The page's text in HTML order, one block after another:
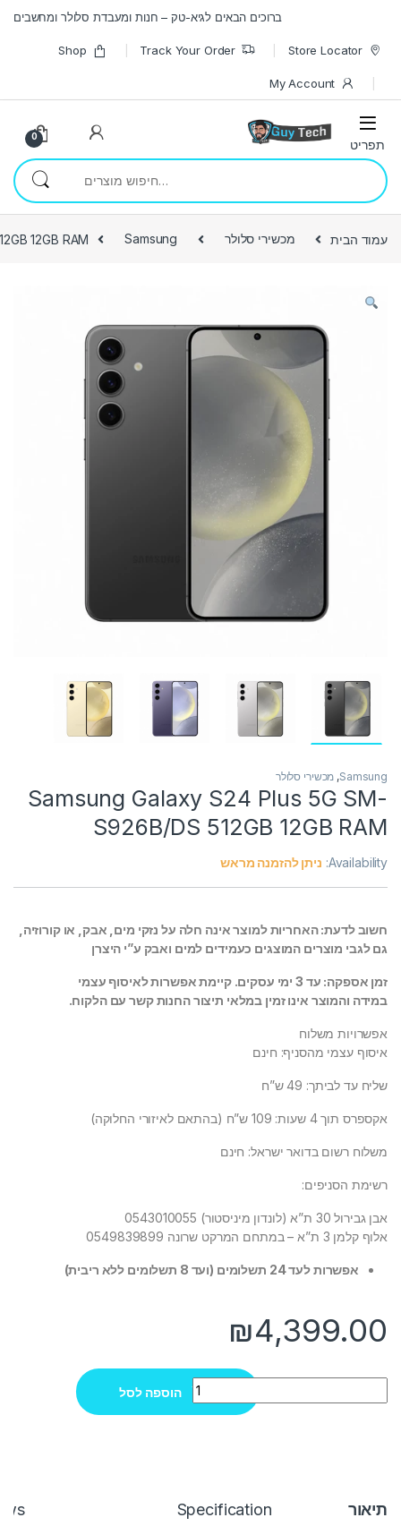
ברוכים הבאים לגיא-טק – חנות ומעבדת סלולר ומחשבים
Store Locator
Track Your Order
Shop
My Account
0
חיפוש עבור:
עמוד הבית מכשירי סלולר Samsung
12GB RAM
Samsung
, מכשירי סלולר
Samsung Galaxy S24 Plus 5G SM-
S926B/DS 512GB 12GB RAM
Availability: ניתן להזמנה מראש
חשוב לדעת: האחריות למוצר אינה חלה על נזקי מים, אבק, או קורוזיה,
גם לגבי מוצרים המוצגים כעמידים למים ואבק ע”י היצרן
זמן אספקה: עד 3 ימי עסקים. קיימת אפשרות לאיסוף עצמי
במידה והמוצר אינו זמין במלאי תיצור החנות קשר עם הלקוח.
אפשרויות משלוח
איסוף עצמי מהסניף: חינם
שליח עד לביתך: 49 ש”ח
אקספרס תוך 4 שעות: 109 ש”ח (בהתאם לאיזורי החלוקה)
משלוח רשום בדואר ישראל: חינם
רשימת הסניפים:
אבן גבירול 30 ת”א (לונדון מיניסטור) 0543010055
אלוף קלמן 3 ת”א – במתחם המרקט שרונה 0549839899
אפשרות לעד 24 תשלומים (ועד 8 תשלומים ללא ריבית)
₪4,399.00
הוספה לסל
תיאור Specification